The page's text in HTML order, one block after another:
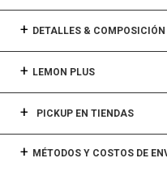
DETALLES & COMPOSICIÓN
LEMON PLUS
PICKUP EN TIENDAS
MÉTODOS Y COSTOS DE